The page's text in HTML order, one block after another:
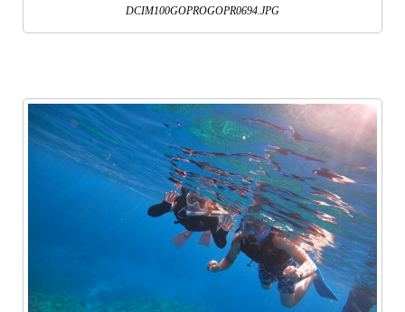
DCIM100GOPROGOPR0694.JPG